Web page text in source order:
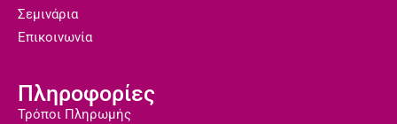
Σεμινάρια
Επικοινωνία
Πληροφορίες
Τρόποι Πληρωμής